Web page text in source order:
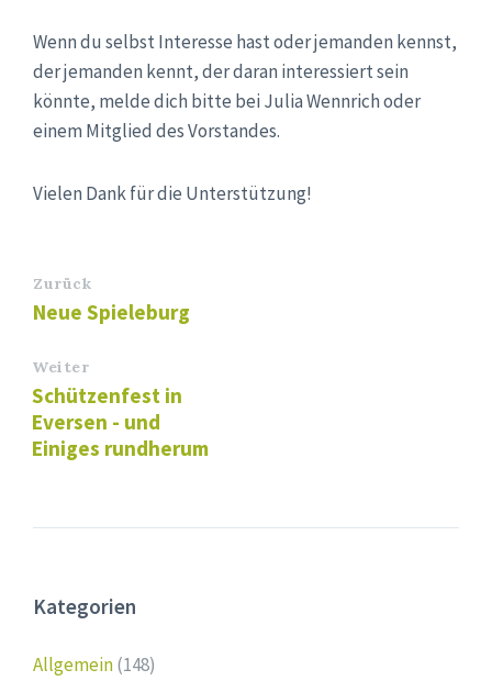
Wenn du selbst Interesse hast oder jemanden kennst,
der jemanden kennt, der daran interessiert sein
könnte, melde dich bitte bei Julia Wennrich oder
einem Mitglied des Vorstandes.
Vielen Dank für die Unterstützung!
Zurück
Neue Spieleburg
Weiter
Schützenfest in
Eversen - und
Einiges rundherum
Kategorien
Allgemein(148)